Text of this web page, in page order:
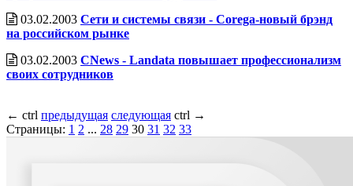
03.02.2003 Сети и системы связи - Corega-новый брэнд
на российском рынке
03.02.2003 CNews - Landata повышает профессионализм
своих сотрудников
← ctrl предыдущая следующая ctrl →
Страницы: 1 2 ... 28 29 30 31 32 33